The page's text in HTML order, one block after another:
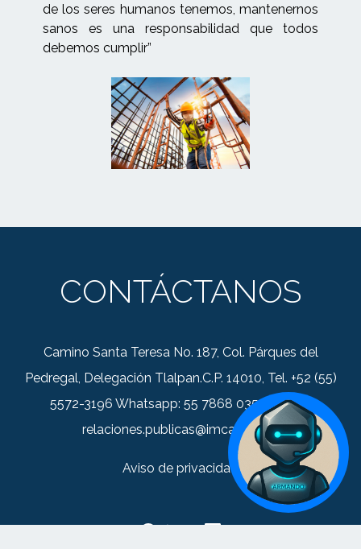
de los seres humanos tenemos, mantenernos
sanos es una responsabilidad que todos
debemos cumplir”
CONTÁCTANOS
Camino Santa Teresa No. 187, Col. Párques del
Pedregal, Delegación Tlalpan.C.P. 14010, Tel. +52 (55)
5572-3196 Whatsapp: 55 7868 0352 Correo:
relaciones.publicas@imca.org.mx
Aviso de privacidad